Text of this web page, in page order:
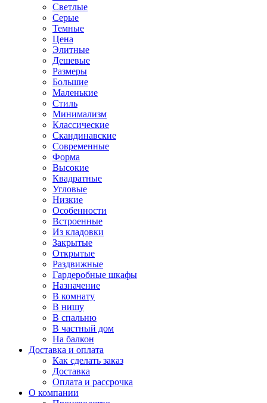
Светлые
Серые
Темные
Цена
Элитные
Дешевые
Размеры
Большие
Маленькие
Стиль
Минимализм
Классические
Скандинавские
Современные
Форма
Высокие
Квадратные
Угловые
Низкие
Особенности
Встроенные
Из кладовки
Закрытые
Открытые
Раздвижные
Гардеробные шкафы
Назначение
В комнату
В нишу
В спальню
В частный дом
На балкон
Доставка и оплата
Как сделать заказ
Доставка
Оплата и рассрочка
О компании